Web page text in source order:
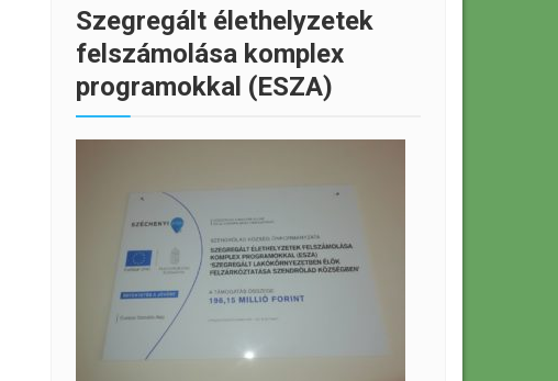
Szegregált élethelyzetek
felszámolása komplex
programokkal (ESZA)